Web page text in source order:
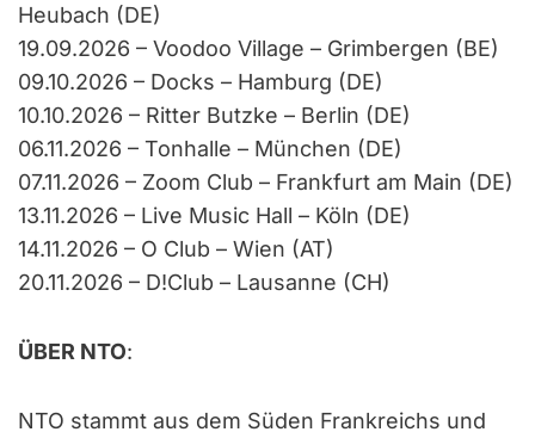
Heubach (DE)
19.09.2026 – Voodoo Village – Grimbergen (BE)
09.10.2026 – Docks – Hamburg (DE)
10.10.2026 – Ritter Butzke – Berlin (DE)
06.11.2026 – Tonhalle – München (DE)
07.11.2026 – Zoom Club – Frankfurt am Main (DE)
13.11.2026 – Live Music Hall – Köln (DE)
14.11.2026 – O Club – Wien (AT)
20.11.2026 – D!Club – Lausanne (CH)
ÜBER NTO:
NTO stammt aus dem Süden Frankreichs und